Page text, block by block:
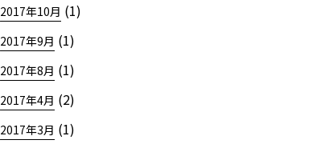
2017年10月 (1)
2017年9月 (1)
2017年8月 (1)
2017年4月 (2)
2017年3月 (1)